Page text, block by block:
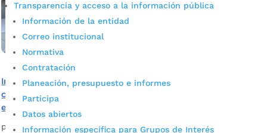
Transparencia y acceso a la información pública
Información de la entidad
Correo institucional
Normativa
Contratación
Planeación, presupuesto e informes
Participa
Datos abiertos
Información específica para Grupos de Interés
Institución Educativa Villas de San Ignacio quedó lista
con toda la dotación para comenzar actividades
escolares el próximo año
por Alcaldía de Bucaramanga|Nov 19, 2020|Noticias